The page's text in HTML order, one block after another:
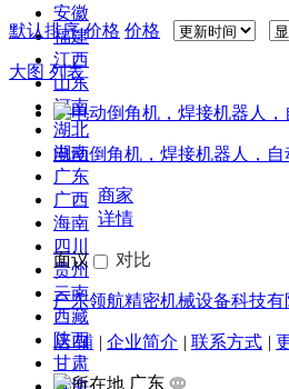
安徽
福建
江西
山东
河南
湖北
湖南
广东
广西
海南
四川
贵州
云南
西藏
陕西
甘肃
默认排序 价格 价格
大图 列表